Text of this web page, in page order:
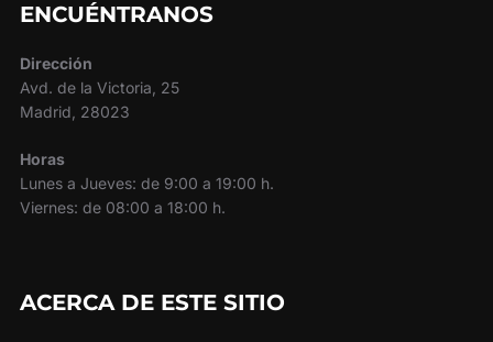
ENCUÉNTRANOS
Dirección
Avd. de la Victoria, 25
Madrid, 28023
Horas
Lunes a Jueves: de 9:00 a 19:00 h.
Viernes: de 08:00 a 18:00 h.
ACERCA DE ESTE SITIO